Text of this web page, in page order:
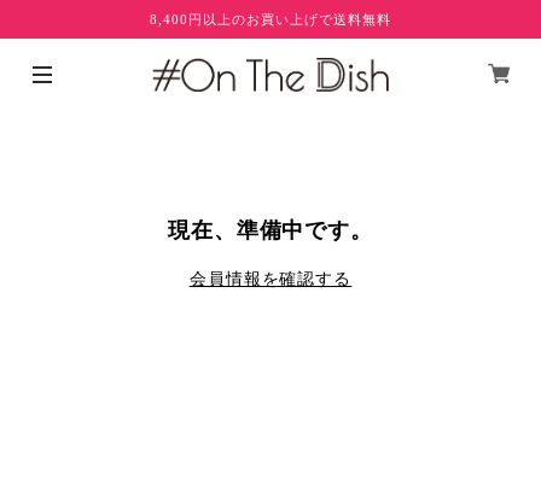
8,400円以上のお買い上げで送料無料
現在、準備中です。
会員情報を確認する